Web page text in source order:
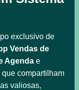
exclusivo de
Vendas de
Agendae
compartilham
valiosas,